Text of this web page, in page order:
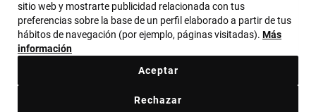
País y moneda:Costa Rica / US Dollar
sitio web y mostrarte publicidad relacionada con tus
preferencias sobre la base de un perfil elaborado a partir de tus
hábitos de navegación (por ejemplo, páginas visitadas). Más
información
Rechazar
Aceptar